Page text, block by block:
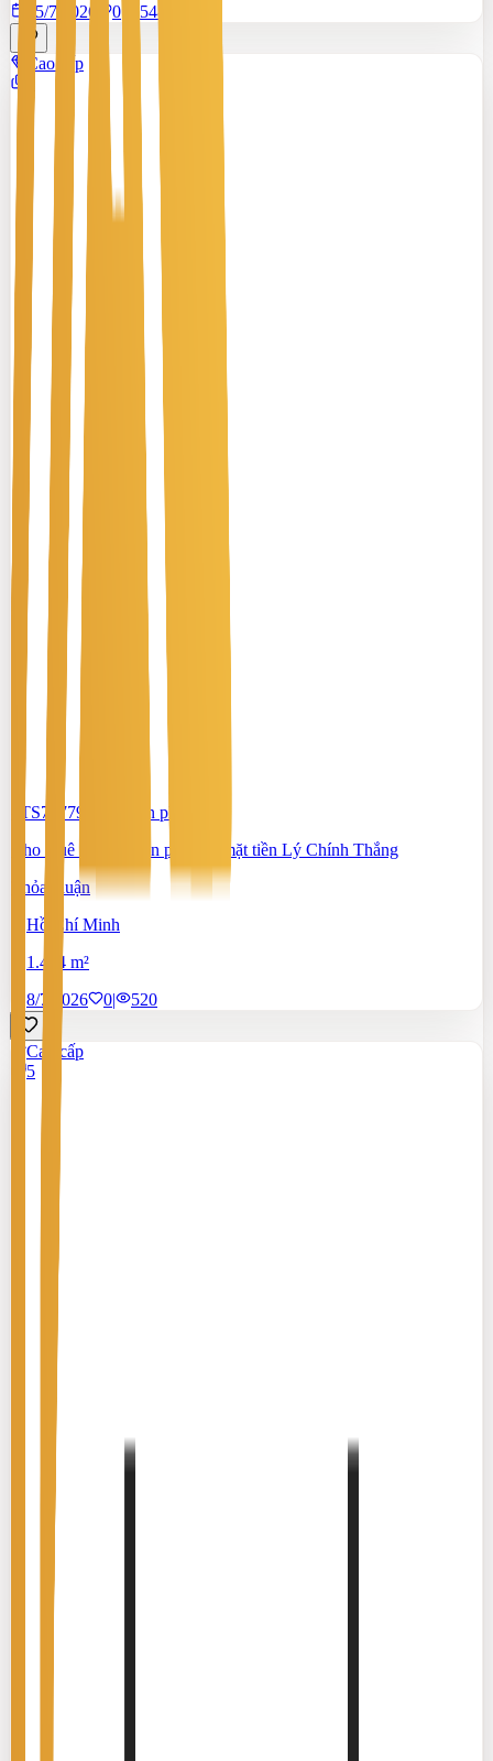
15/7/2026 0| 548
Cao cấp
#TS70779086
Văn phòng
Cho thuê tòa nhà văn phòng - mặt tiền Lý Chính Thắng
Thỏa thuận
Hồ Chí Minh
1.464 m²
8/7/2026
0| 520
Cao cấp
5